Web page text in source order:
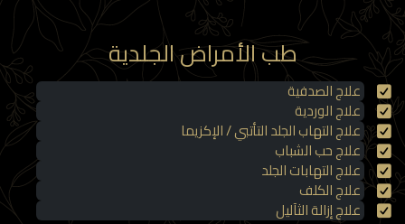
طب الأمراض الجلدية
علاج الصدفية
علاج الوردية
علاج التهاب الجلد التأتبي / الإكزيما
علاج حب الشباب
علاج التهابات الجلد
علاج الكلف
علاج إزالة الثآليل